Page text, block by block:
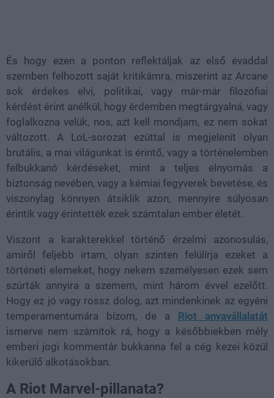
És hogy ezen a ponton reflektáljak az első évaddal
szemben felhozott saját kritikámra, miszerint az Arcane
sok érdekes elvi, politikai, vagy már-már filozófiai
kérdést érint anélkül, hogy érdemben megtárgyalná, vagy
foglalkozna velük, nos, azt kell mondjam, ez nem sokat
változott. A LoL-sorozat ezúttal is megjelenít olyan
brutális, a mai világunkat is érintő, vagy a történelemben
felbukkanó kérdéseket, mint a teljes elnyomás a
biztonság nevében, vagy a kémiai fegyverek bevetése, és
viszonylag könnyen átsiklik azon, mennyire súlyosan
érintik vagy érintették ezek számtalan ember életét.
Viszont a karakterekkel történő érzelmi azonosulás,
amiről feljebb írtam, olyan szinten felülírja ezeket a
történeti elemeket, hogy nekem személyesen ezek sem
szúrták annyira a szemem, mint három évvel ezelőtt.
Hogy ez jó vagy rossz dolog, azt mindenkinek az egyéni
temperamentumára bízom, de a Riot anyavállalatát
ismerve nem számítok rá, hogy a későbbiekben mély
emberi jogi kommentár bukkanna fel a cég kezei közül
kikerülő alkotásokban.
A Riot Marvel-pillanata?